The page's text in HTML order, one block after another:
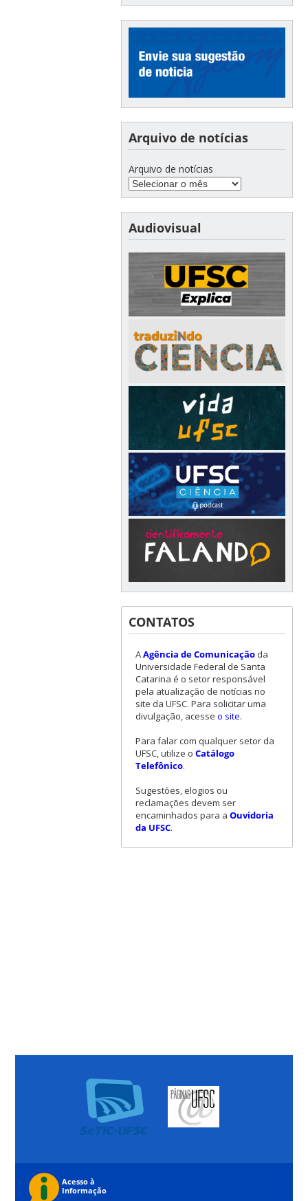
Arquivo de notícias
Arquivo de notícias
Audiovisual
CONTATOS
AAgência de Comunicaçãoda
Universidade Federal de Santa
Catarina é o setor responsável
pela atualização de notícias no
site da UFSC. Para solicitar uma
divulgação, acesse o site.
Para falar com qualquer setor da
UFSC, utilize o Catálogo
Telefônico.
Sugestões, elogios ou
reclamações devem ser
encaminhados para a Ouvidoria
da UFSC.